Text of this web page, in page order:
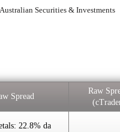
Securities & Investments
Spread
Raw
22.8% da